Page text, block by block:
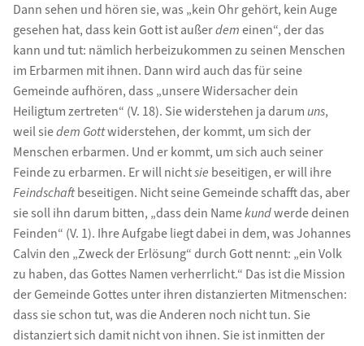
Dann sehen und hören sie, was „kein Ohr gehört, kein Auge
gesehen hat, dass kein Gott ist außerdemeinen“, der das
kann und tut: nämlich herbeizukommen zu seinen Menschen
im Erbarmen mit ihnen. Dann wird auch das für seine
Gemeinde aufhören, dass „unsere Widersacher dein
Heiligtum zertreten“ (V. 18). Sie widerstehen ja darum uns,
weil siedem Gottwiderstehen, der kommt, um sich der
Menschen erbarmen. Und er kommt, um sich auch seiner
Feinde zu erbarmen. Er will nichtsie beseitigen, er will ihre
Feindschaftbeseitigen. Nicht seine Gemeinde schafft das, aber
sie soll ihn darum bitten, „dass dein Namekundwerde deinen
Feinden“ (V. 1). Ihre Aufgabe liegt dabei in dem, was Johannes
Calvin den „Zweck der Erlösung“ durch Gott nennt: „ein Volk
zu haben, das Gottes Namen verherrlicht.“ Das ist die Mission
der Gemeinde Gottes unter ihren distanzierten Mitmenschen:
dass sie schon tut, was die Anderen noch nicht tun. Sie
distanziert sich damit nicht von ihnen. Sie ist inmitten der